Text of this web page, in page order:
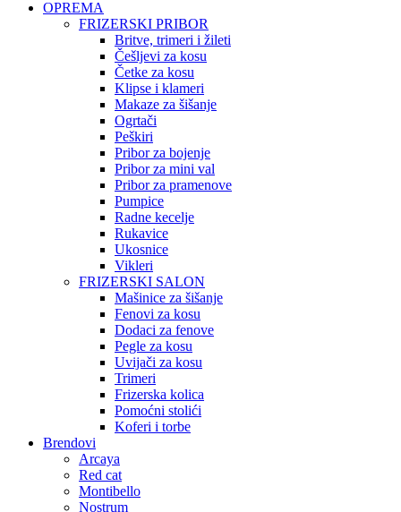
OPREMA
FRIZERSKI PRIBOR
Britve, trimeri i žileti
Češljevi za kosu
Četke za kosu
Klipse i klameri
Makaze za šišanje
Ogrtači
Peškiri
Pribor za bojenje
Pribor za mini val
Pribor za pramenove
Pumpice
Radne kecelje
Rukavice
Ukosnice
Vikleri
FRIZERSKI SALON
Mašinice za šišanje
Fenovi za kosu
Dodaci za fenove
Pegle za kosu
Uvijači za kosu
Trimeri
Frizerska kolica
Pomoćni stolići
Koferi i torbe
Brendovi
Arcaya
Red cat
Montibello
Nostrum